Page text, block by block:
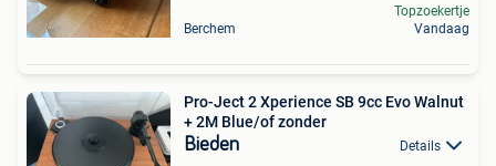
Berchem
Topzoekertje
Vandaag
Pro-Ject 2 Xperience SB 9cc Evo Walnut
+ 2M Blue/of zonder
Bieden Details